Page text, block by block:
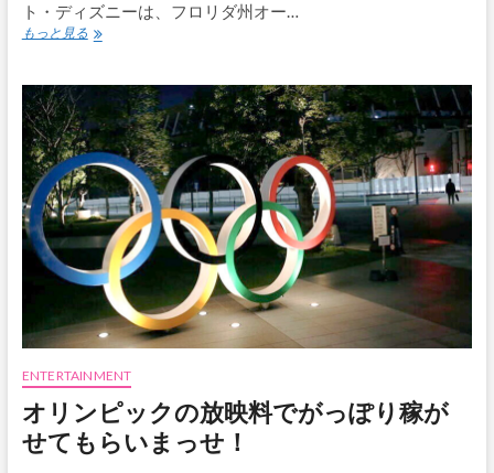
ト・ディズニーは、フロリダ州オー…
もっと見る【朗
ズ
ニ
ー、
ワ
ク
チ
ン
接
種
済
み
で
あ
れ
ば
マ
ク
ENTERTAINMENT
オリンピックの放映料でがっぽり稼が
せてもらいまっせ！